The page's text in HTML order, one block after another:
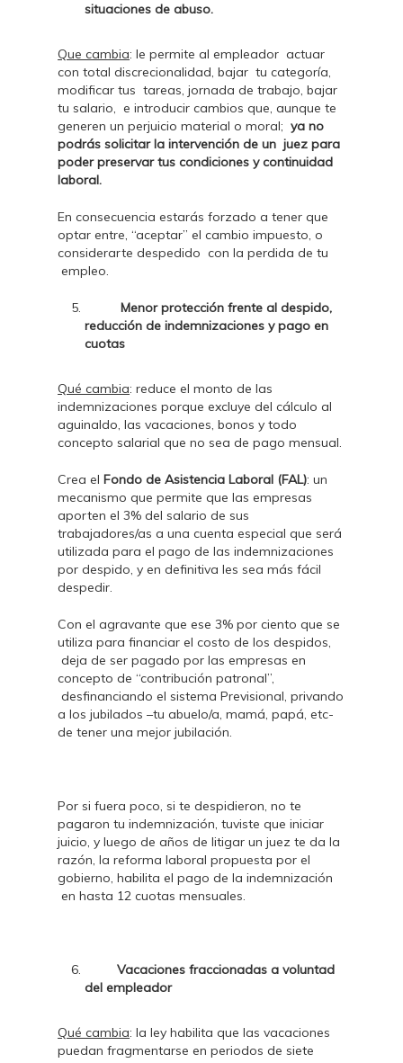
situaciones de abuso.
Que cambia: le permite al empleador actuar
con total discrecionalidad, bajar tu categoría,
modificar tus tareas, jornada de trabajo, bajar
tu salario, e introducir cambios que, aunque te
generen un perjuicio material o moral;ya no
podrás solicitar la intervención de un juez para
poder preservar tus condiciones y continuidad
laboral.
En consecuencia estarás forzado a tener que
optar entre, “aceptar” el cambio impuesto, o
considerarte despedido con la perdida de tu
empleo.
Menor protección frente al despido,
reducción de indemnizaciones y pago en
cuotas
Qué cambia: reduce el monto de las
indemnizaciones porque excluye del cálculo al
aguinaldo, las vacaciones, bonos y todo
concepto salarial que no sea de pago mensual.
Crea elFondo de Asistencia Laboral (FAL): un
mecanismo que permite que las empresas
aporten el 3% del salario de sus
trabajadores/as a una cuenta especial que será
utilizada para el pago de las indemnizaciones
por despido, y en definitiva les sea más fácil
despedir.
Con el agravante que ese 3% por ciento que se
utiliza para financiar el costo de los despidos,
deja de ser pagado por las empresas en
concepto de “contribución patronal”,
desfinanciando el sistema Previsional, privando
a los jubilados –tu abuelo/a, mamá, papá, etc-
de tener una mejor jubilación.
Por si fuera poco, si te despidieron, no te
pagaron tu indemnización, tuviste que iniciar
juicio, y luego de años de litigar un juez te da la
razón, la reforma laboral propuesta por el
gobierno, habilita el pago de la indemnización
en hasta 12 cuotas mensuales.
Vacaciones fraccionadas a voluntad
del empleador
Qué cambia: la ley habilita que las vacaciones
puedan fragmentarse en periodos de siete